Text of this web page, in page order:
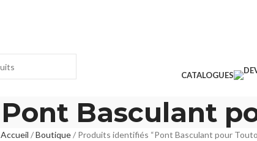
CATALOGUES
Pont Basculant
Accueil Boutique Produits identifiés “Pont Basculant pour